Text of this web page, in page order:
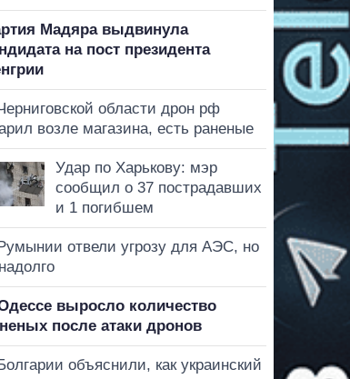
Мадяра выдвинула
на пост президента
области дрон рф
возле магазина, есть раненые
Удар по Харькову: мэр
сообщил о 37 пострадавших
и 1 погибшем
отвели угрозу для АЭС, но
выросло количество
после атаки дронов
объяснили, как украинский